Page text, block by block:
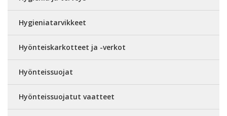
Hygieniatarvikkeet
Hyönteiskarkotteet ja -verkot
Hyönteissuojat
Hyönteissuojatut vaatteet